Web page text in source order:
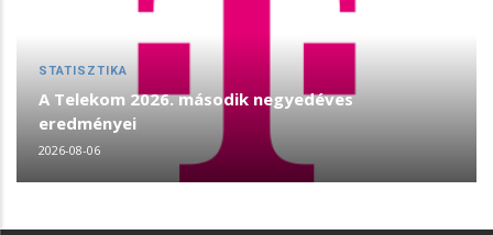
STATISZTIKA
A Telekom 2026. második negyedéves
eredményei
2026-08-06